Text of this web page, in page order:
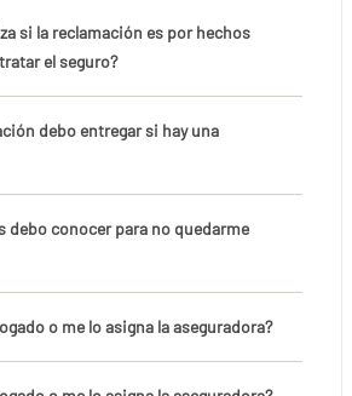
si la reclamación es por hechos
el seguro?
debo entregar si hay una
debo conocer para no quedarme
o me lo asigna la aseguradora?